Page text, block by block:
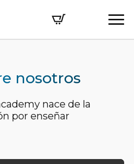
nosotros
nace de la
por enseñar